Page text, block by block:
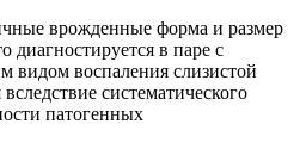
врожденные форма и размер
диагностируется в паре с
видом воспаления слизистой
систематического
патогенных